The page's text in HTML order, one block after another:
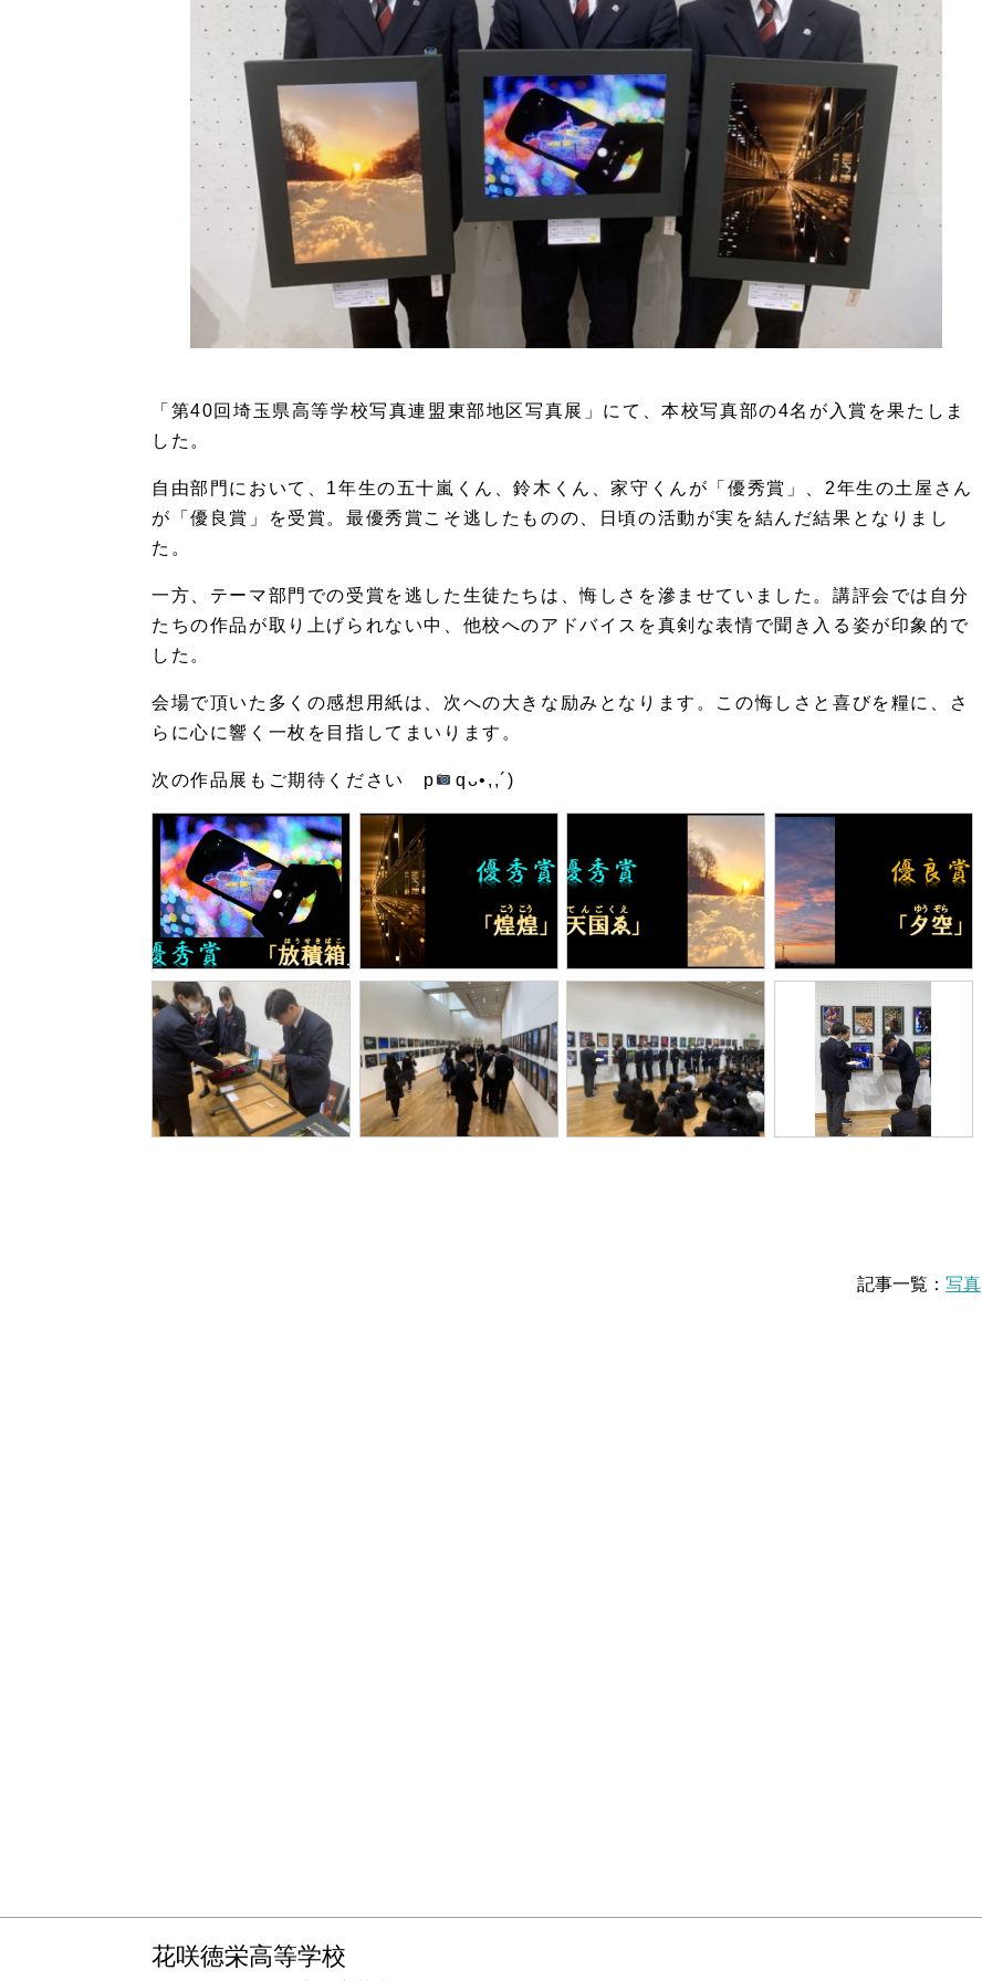
「第40回埼玉県高等学校写真連盟東部地区写真展」にて、本校写真部の4名が入賞を果たしま
した。
自由部門において、1年生の五十嵐くん、鈴木くん、家守くんが「優秀賞」、2年生の土屋さん
が「優良賞」を受賞。最優秀賞こそ逃したものの、日頃の活動が実を結んだ結果となりまし
た。
一方、テーマ部門での受賞を逃した生徒たちは、悔しさを滲ませていました。講評会では自分
たちの作品が取り上げられない中、他校へのアドバイスを真剣な表情で聞き入る姿が印象的で
した。
会場で頂いた多くの感想用紙は、次への大きな励みとなります。この悔しさと喜びを糧に、さ
らに心に響く一枚を目指してまいります。
次の作品展もご期待ください p qᴗ•,,´)
記事一覧： 写真
花咲徳栄高等学校